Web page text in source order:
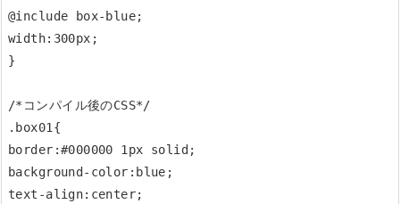
@include box-blue;
width:300px;
}
/*コンパイル後のCSS*/
.box01{
border:#000000 1px solid;
background-color:blue;
text-align:center;